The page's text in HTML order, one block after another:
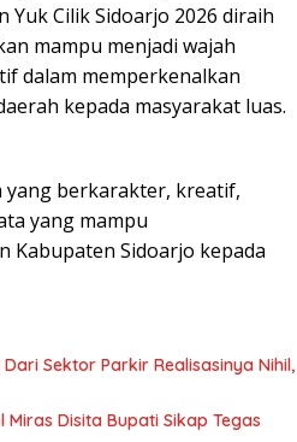
Yuk Cilik Sidoarjo 2026 diraih
mampu menjadi wajah
dalam memperkenalkan
kepada masyarakat luas.
berkarakter, kreatif,
yang mampu
Kabupaten Sidoarjo kepada
Sektor Parkir Realisasinya Nihil,
Miras Disita Bupati Sikap Tegas